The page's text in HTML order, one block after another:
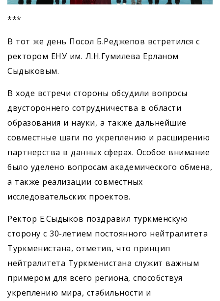
***
В тот же день Посол Б.Реджепов встретился с
ректором ЕНУ им. Л.Н.Гумилева Ерланом
Сыдыковым.
В ходе встречи стороны обсудили вопросы
двустороннего сотрудничества в области
образования и науки, а также дальнейшие
совместные шаги по укреплению и расширению
партнерства в данных сферах. Особое внимание
было уделено вопросам академического обмена,
а также реализации совместных
исследовательских проектов.
Ректор Е.Сыдыков поздравил туркменскую
сторону с 30-летием постоянного нейтралитета
Туркменистана, отметив, что принцип
нейтралитета Туркменистана служит важным
примером для всего региона, способствуя
укреплению мира, стабильности и